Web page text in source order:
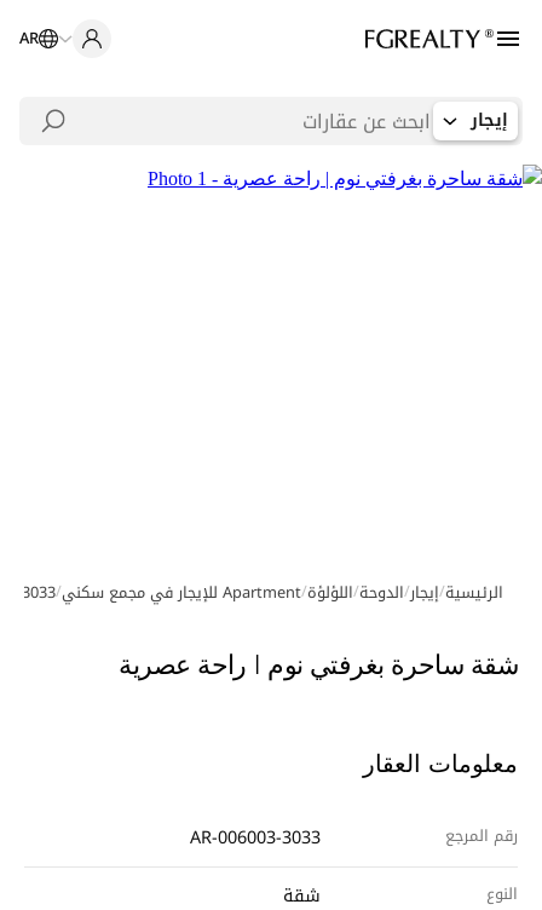
AR
إيجار
معرض الصور
الرئيسية/إيجار/الدوحة/اللؤلؤة/Apartment للإيجار في مجمع سكني /
3033
شقة ساحرة بغرفتي نوم | راحة عصرية
معلومات العقار
رقم المرجع AR-006003-3033
النوع شقة